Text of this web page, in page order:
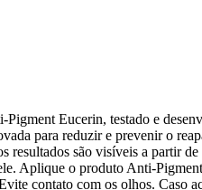
Eucerin, testado e
para reduzir e prevenir o
são visíveis a partir
Aplique o produto Anti-
contato com os olhos. Caso